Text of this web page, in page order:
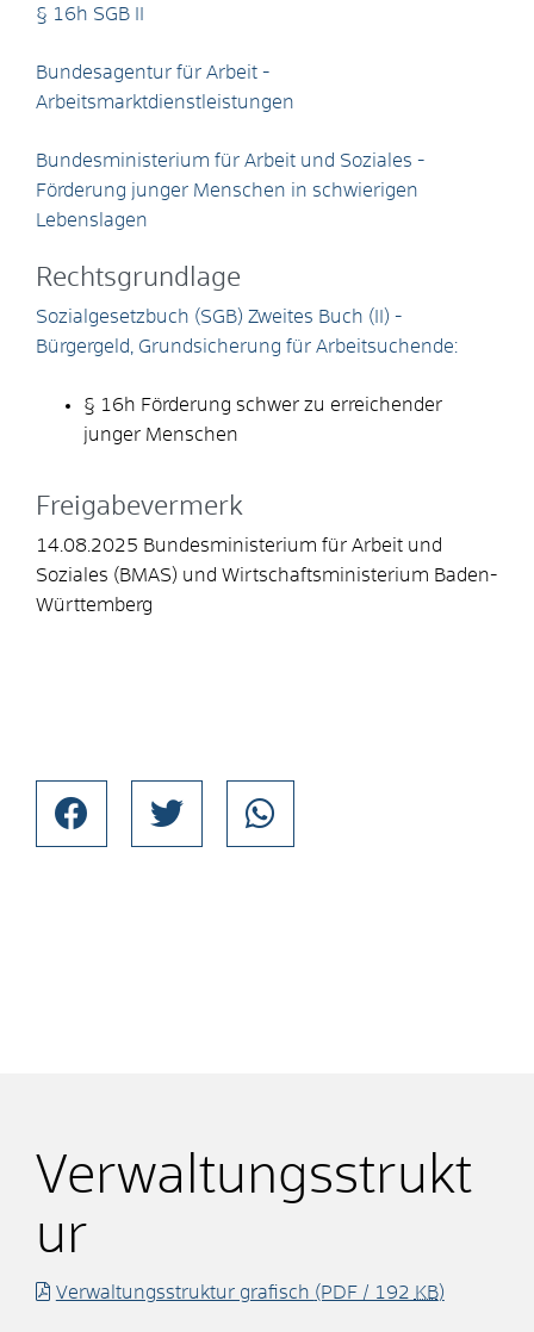
§ 16h SGB II
Bundesagentur für Arbeit -
Arbeitsmarktdienstleistungen
Bundesministerium für Arbeit und Soziales -
Förderung junger Menschen in schwierigen
Lebenslagen
Rechtsgrundlage
Sozialgesetzbuch (SGB) Zweites Buch (II) -
Bürgergeld, Grundsicherung für Arbeitsuchende:
§ 16h Förderung schwer zu erreichender
junger Menschen
Freigabevermerk
14.08.2025 Bundesministerium für Arbeit und
Soziales (BMAS) und Wirtschaftsministerium Baden-
Württemberg
Verwaltungsstrukt
ur
Verwaltungsstruktur grafisch (PDF / 192 KB)